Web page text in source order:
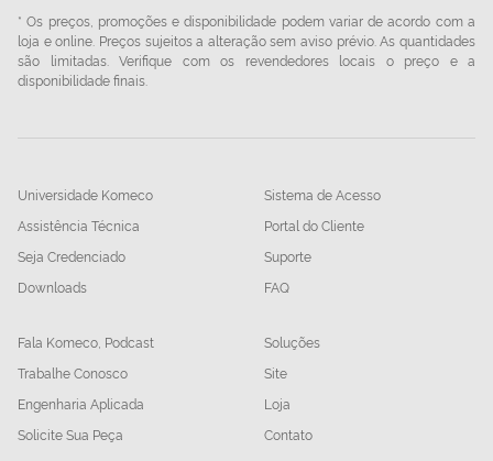
* Os preços, promoções e disponibilidade podem variar de acordo com a
loja e online. Preços sujeitos a alteração sem aviso prévio. As quantidades
são limitadas. Verifique com os revendedores locais o preço e a
disponibilidade finais.
Universidade Komeco
Assistência Técnica
Seja Credenciado
Downloads
Sistema de Acesso
Portal do Cliente
Suporte
FAQ
Fala Komeco, Podcast
Trabalhe Conosco
Engenharia Aplicada
Solicite Sua Peça
Soluções
Site
Loja
Contato